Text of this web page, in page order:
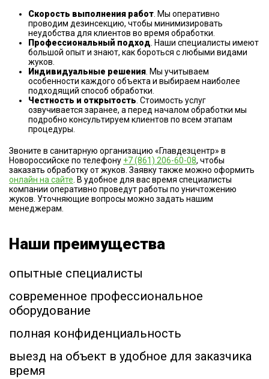
Скорость выполнения работ . Мы оперативно
проводим дезинсекцию, чтобы минимизировать
неудобства для клиентов во время обработки.
Профессиональный подход . Наши специалисты имеют
большой опыт и знают, как бороться с любыми видами
жуков.
Индивидуальные решения . Мы учитываем
особенности каждого объекта и выбираем наиболее
подходящий способ обработки.
Честность и открытость . Стоимость услуг
озвучивается заранее, а перед началом обработки мы
подробно консультируем клиентов по всем этапам
процедуры.
Звоните в санитарную организацию «Главдезцентр» в
Новороссийске по телефону +7 (861) 206-60-08, чтобы
заказать обработку от жуков. Заявку также можно оформить
онлайн на сайте . В удобное для вас время специалисты
компании оперативно проведут работы по уничтожению
жуков. Уточняющие вопросы можно задать нашим
менеджерам.
Наши преимущества
опытные специалисты
современное профессиональное
оборудование
полная конфиденциальность
выезд на объект в удобное для заказчика
время